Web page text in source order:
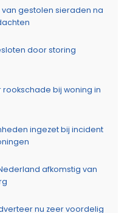
gestolen sieraden na
door storing
bij woning in
ingezet bij incident
afkomstig van
nu zeer voordelig